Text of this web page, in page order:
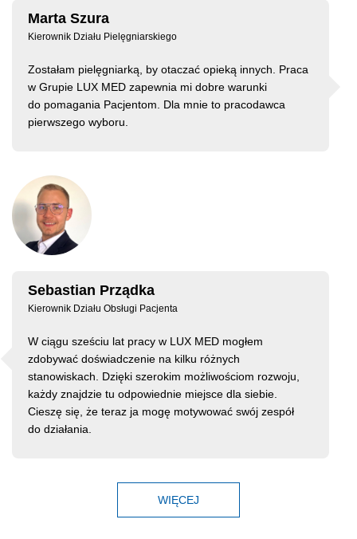
Marta Szura
Kierownik Działu Pielęgniarskiego
Zostałam pielęgniarką, by otaczać opieką innych. Praca
w Grupie LUX MED zapewnia mi dobre warunki
do pomagania Pacjentom. Dla mnie to pracodawca
pierwszego wyboru.
Sebastian Prządka
Kierownik Działu Obsługi Pacjenta
W ciągu sześciu lat pracy w LUX MED mogłem
zdobywać doświadczenie na kilku różnych
stanowiskach. Dzięki szerokim możliwościom rozwoju,
każdy znajdzie tu odpowiednie miejsce dla siebie.
Cieszę się, że teraz ja mogę motywować swój zespół
do działania.
WIĘCEJ